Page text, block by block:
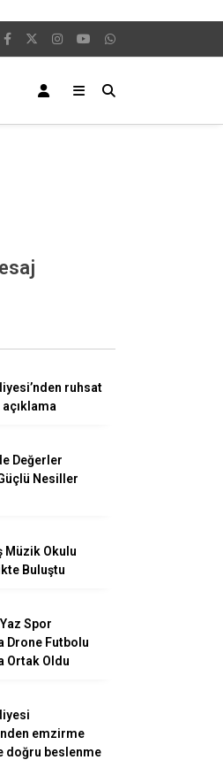
ruhsat
Değerler
Nesiller
Müzik Okulu
Buluştu
Spor
Drone Futbolu
Ortak Oldu
emzirme
doğru beslenme